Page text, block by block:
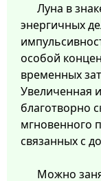
Луна в
энергичных
особой
временных
Увеличенная
благотворно
мгновенного
связанных с
Можно